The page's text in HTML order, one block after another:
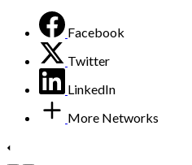
Facebook
Twitter
LinkedIn
More Networks